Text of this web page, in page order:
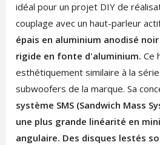
idéal pour un projet DIY de
couplage avec un haut-parleur
épais en aluminium anodisé noir
rigide en fonte d'aluminium. Ce
esthétiquement similaire à la
subwoofers de la marque. Sa
système SMS (Sandwich Mass
une plus grande linéarité en
angulaire. Des disques lestés